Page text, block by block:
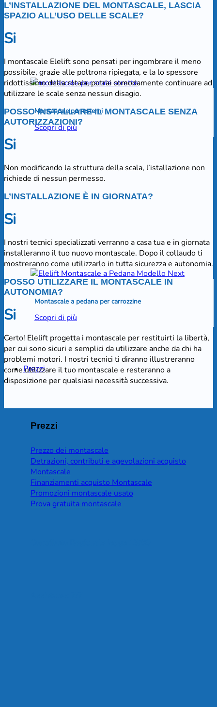
Montascale per esterni
Scopri di più
Montascale a pedana per carrozzine
Scopri di più
Prezzi
Prezzi
Prezzo dei montascale
Detrazioni, contributi e agevolazioni acquisto
Montascale
Finanziamenti acquisto Montascale
Promozioni montascale usato
Prova gratuita montascale
L’INSTALLAZIONE DEL MONTASCALE, LASCIA
SPAZIO ALL’USO DELLE SCALE?
Si
I montascale Elelift sono pensati per ingombrare il meno
possibile, grazie alle poltrona ripiegata, e la lo spessore
ridottissimo della rotaia, potrai comodamente continuare ad
utilizzare le scale senza nessun disagio.
POSSO INSTALLARE IL MONTASCALE SENZA
AUTORIZZAZIONI?
Si
Non modificando la struttura della scala, l’istallazione non
richiede di nessun permesso.
L’INSTALLAZIONE È IN GIORNATA?
Si
I nostri tecnici specializzati verranno a casa tua e in giornata
installeranno il tuo nuovo montascale. Dopo il collaudo ti
mostreranno come utilizzarlo in tutta sicurezza e autonomia.
POSSO UTILIZZARE IL MONTASCALE IN
AUTONOMIA?
Si
Certo! Elelift progetta i montascale per restituirti la libertà,
per cui sono sicuri e semplici da utilizzare anche da chi ha
problemi motori. I nostri tecnici ti diranno illustreranno
come utilizzare il tuo montascale e resteranno a
disposizione per qualsiasi necessità successiva.